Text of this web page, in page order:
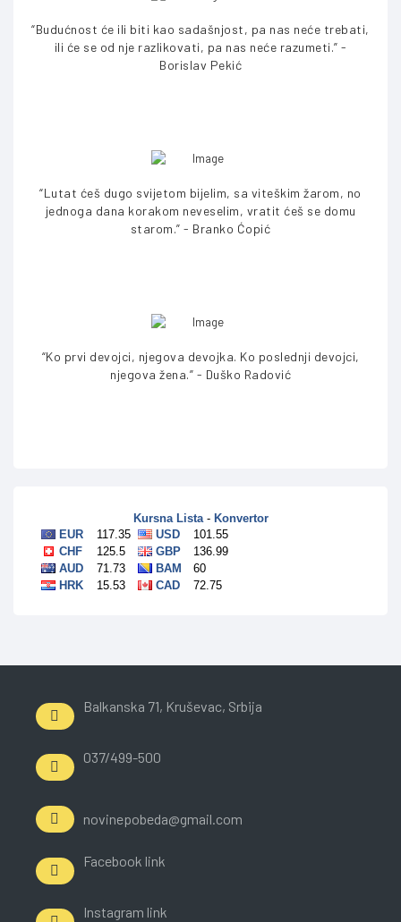
“Budućnost će ili biti kao sadašnjost, pa nas neće trebati,
ili će se od nje razlikovati, pa nas neće razumeti.” -
Borislav Pekić
“Lutat ćeš dugo svijetom bijelim, sa viteškim žarom, no
jednoga dana korakom neveselim, vratit ćeš se domu
starom.” - Branko Ćopić
“Ko prvi devojci, njegova devojka. Ko poslednji devojci,
njegova žena.” - Duško Radović
Balkanska 71, Kruševac, Srbija
037/499-500
novinepobeda@gmail.com
Facebook link
Instagram link